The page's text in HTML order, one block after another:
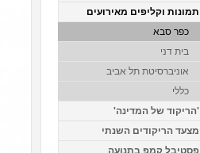
תמונות וקליפים מאירועים
כפר סבא
בית דני
אוניברסיטת תל אביב
כללי
'הריקוד של המדינה'
מצעד הריקודים השנתי
פסטיבל קמפ בתנועה